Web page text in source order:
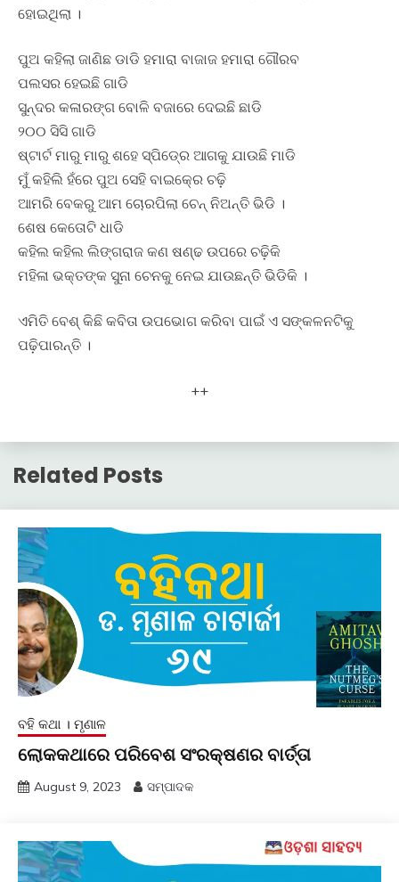
ହୋଇଥିଲା ।
ପୁଅ କହିଲା ଜାଣିଛ ଡାଡି ହମାରା ବାଜାଜ ହମାରା ଗୌରବ
ପଲସର ହେଇଛି ଗାଡି
ସୁନ୍ଦର କଳାରଙ୍ଗ ବୋଳି ବଜାରେ ଦେଇଛି ଛାଡି
୨୦୦ ସିସି ଗାଡି
ଷ୍ଟାର୍ଟ ମାରୁ ମାରୁ ଶହେ ସ୍ପିଡ୍‍ରେ ଆଗକୁ ଯାଉଛି ମାଡି
ମୁଁ କହିଲି ହଁରେ ପୁଅ ସେହି ବାଇକ୍‍ରେ ଚଢ଼ି
ଆମରି ବେକରୁ ଆମ ଚୋରପିଲା ଚେନ୍‍ ନିଅନ୍ତି ଭିଡି ।
ଶେଷ କେତୋଟି ଧାଡି
କହିଲ କହିଲ ଲିଙ୍ଗରାଜ କଣ ଷଣ୍ଢ ଉପରେ ଚଢ଼ିକି
ମହିଳା ଭକ୍ତଙ୍କ ସୁନା ଚେନକୁ ନେଇ ଯାଉଛନ୍ତି ଭିଡିକି ।
ଏମିତି ବେଶ୍‍ କିଛି କବିତା ଉପଭୋଗ କରିବା ପାଇଁ ଏ ସଙ୍କଳନଟିକୁ
ପଢ଼ିପାରନ୍ତି ।
++
Related Posts
ବହି କଥା । ମୃଣାଳ
ଲୋକକଥାରେ ପରିବେଶ ସଂରକ୍ଷଣର ବାର୍ତ୍ତା
August 9, 2023 ସମ୍ପାଦକ